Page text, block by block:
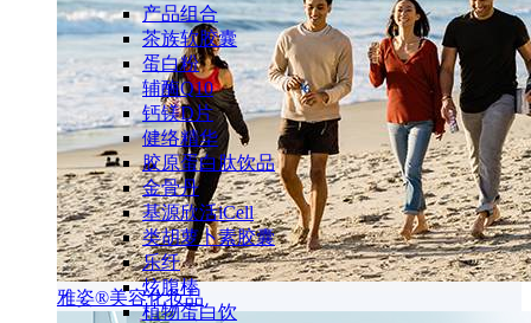
雅姿®美容化妆品
产品组合
茶族软胶囊
蛋白粉
辅酶Q10
钙镁D片
健络精华
胶原蛋白肽饮品
金骨丹
基源欣活iCell
类胡萝卜素胶囊
乐纤
炫腹棒
植物蛋白饮